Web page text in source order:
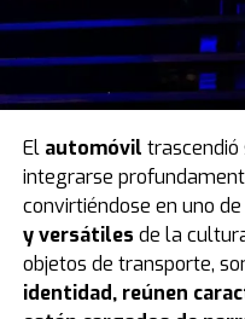
El automóvil trascendió
integrarse
convirtiéndose en uno
y versátiles de la
objetos de transporte,
identidad, reúnen